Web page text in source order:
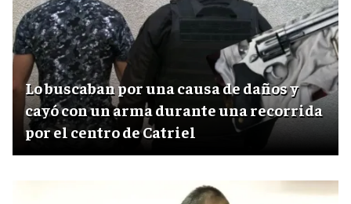
Lo buscaban por una causa de daños y
cayó con un arma durante una recorrida
por el centro de Catriel